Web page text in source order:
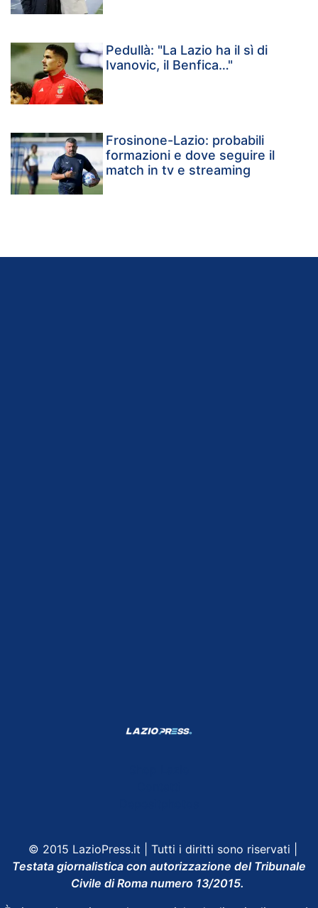
Pedullà: "La Lazio ha il sì di
Ivanovic, il Benfica…"
Frosinone-Lazio: probabili
formazioni e dove seguire il
match in tv e streaming
© 2015 LazioPress.it | Tutti i diritti sono riservati |
Testata giornalistica con autorizzazione del Tribunale
Civile di Roma numero 13/2015.